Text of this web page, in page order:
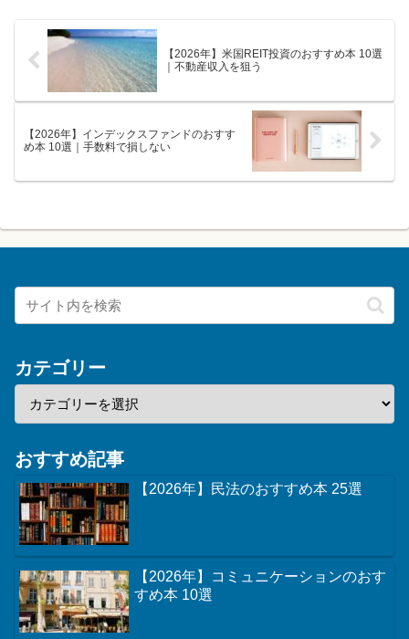
【2026年】子どもの自立
を育てる本 10選｜一人で
はじめに子どもの自立を育てる本
を選ぶと、家庭での会話が増え、
べます。一人でできる力を育て
る...
【2026年】簿記初級のお
礎を学ぶ
はじめに簿記初級を学ぶと、数字
の意味がわかりやすくなり、日々
の金銭管理にも自信がつきます。
会計の基礎を学ぶことは、帳簿づ
ちます。初めての人には新しい言
葉...
恋愛でSNSが気になる人に
おすすめの本 10選｜嫉妬
はじめに恋愛でSNSを見てしま
い、嫉妬や不安にとらわれること
は誰にでも起こり得ます。その苦
しさは「自分だけが感じているの
や対処法を学べば、気持ちを整理
する力がつきます。心理学やコ
【2026年】人生をリセッ
し、新しい一歩を始めるきっかけ
になります。本を通して別の考え
｜不動産収入を狙う
【2026年】インデックスファンドのおすす
め本 10選｜手数料で損しない